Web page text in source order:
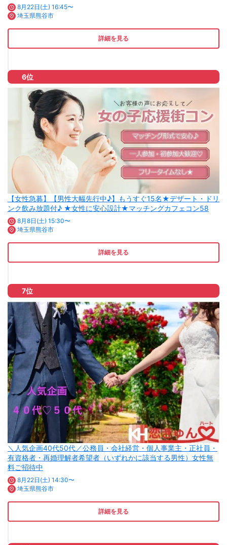
8月22日(土) 16:45〜
埼玉県熊谷市
詳細を見る
6位
【女性急募】【男性大幅先行中♪】もうすぐ15名★デザート・ドリ
ンク飲み放題付♪ ★女性に安心設計★マッチングカフェコン58
8月8日(土) 15:30〜
埼玉県熊谷市
詳細を見る
7位
＼人気企画40代50代／公務員・会社経営・個人事業主・正社員・
有資格者・再婚理解者希望者（いずれかに該当する男性）女性無
料ご招待中
8月22日(土) 14:30〜
埼玉県熊谷市
詳細を見る